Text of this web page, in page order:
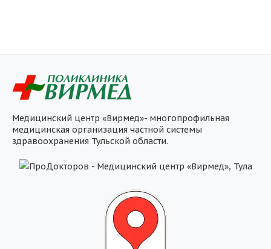
Медицинский центр «Вирмед»- многопрофильная
медицинская организация частной системы
здравоохранения Тульской области.